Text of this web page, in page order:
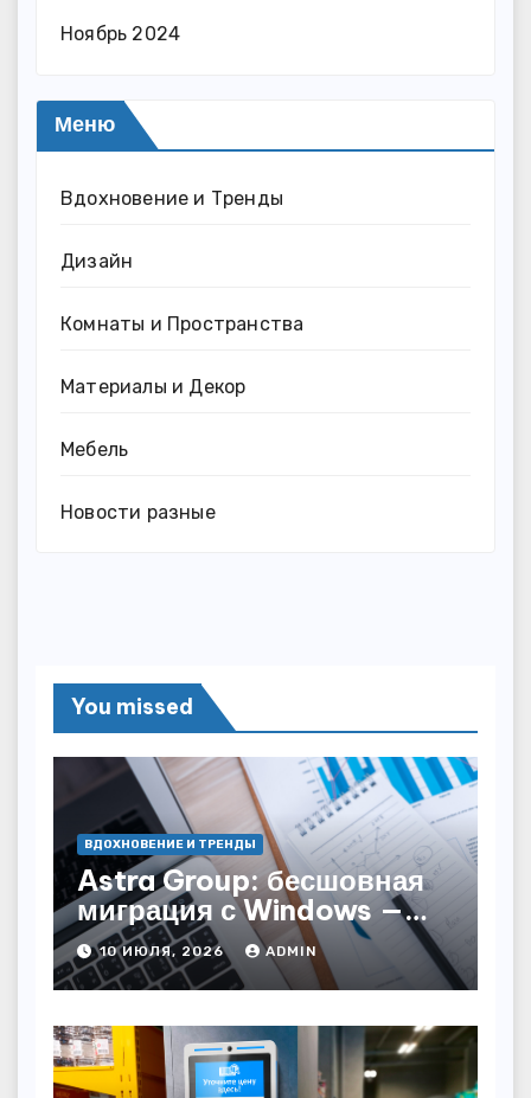
Ноябрь 2024
Меню
Вдохновение и Тренды
Дизайн
Комнаты и Пространства
Материалы и Декор
Мебель
Новости разные
You missed
ВДОХНОВЕНИЕ И ТРЕНДЫ
Astra Group: бесшовная
миграция с Windows —
как сохранить бизнес-
непрерывность
10 ИЮЛЯ, 2026 ADMIN